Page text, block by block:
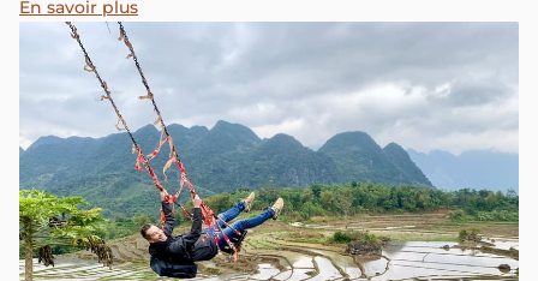
deux crêtes montagneuses parallèles, séparées par une
vallée très agricole. Elle est joliment décorée – ce n’est
pas une exagération ! – par de splendides champs de riz
et bassins piscicoles irrigués à l’aide de norias.
En savoir plus